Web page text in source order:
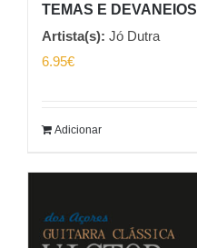
TEMAS E DEVANEIOS
Artista(s): Jó Dutra
6.95€
Adicionar